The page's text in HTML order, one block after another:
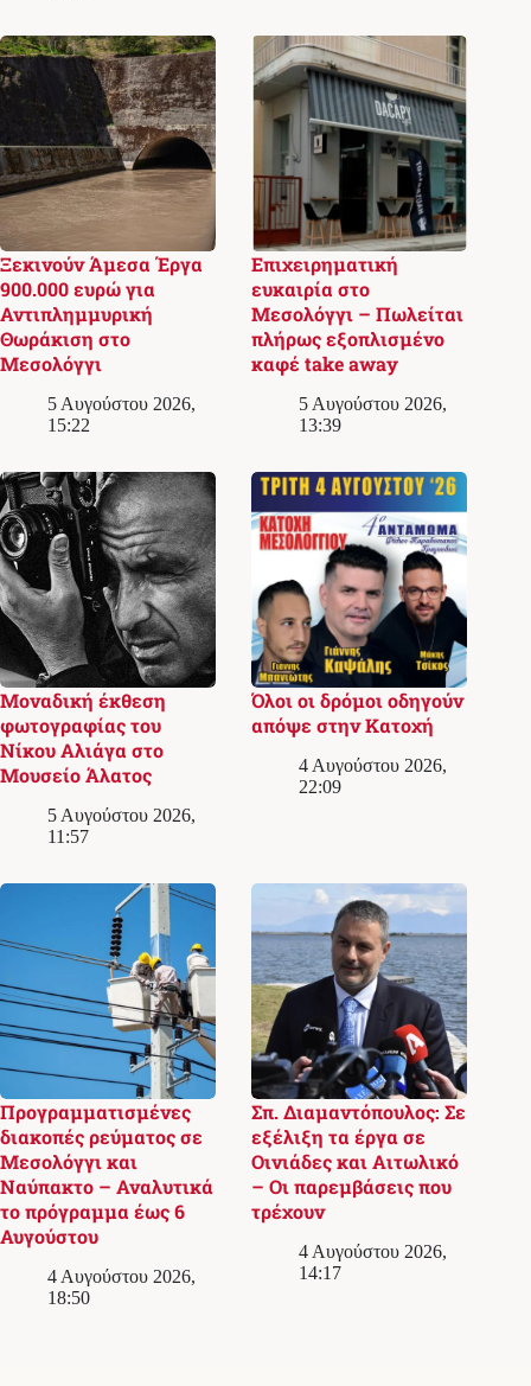
Ξεκινούν Άμεσα Έργα
900.000 ευρώ για
Αντιπλημμυρική
Θωράκιση στο
Μεσολόγγι
5 Αυγούστου 2026,
15:22
Επιχειρηματική
ευκαιρία στο
Μεσολόγγι – Πωλείται
πλήρως εξοπλισμένο
καφέ take away
5 Αυγούστου 2026,
13:39
Μοναδική έκθεση
φωτογραφίας του
Νίκου Αλιάγα στο
Μουσείο Άλατος
5 Αυγούστου 2026,
11:57
Όλοι οι δρόμοι οδηγούν
απόψε στην Κατοχή
4 Αυγούστου 2026,
22:09
Προγραμματισμένες
διακοπές ρεύματος σε
Μεσολόγγι και
Ναύπακτο – Αναλυτικά
το πρόγραμμα έως 6
Αυγούστου
4 Αυγούστου 2026,
18:50
Σπ. Διαμαντόπουλος: Σε
εξέλιξη τα έργα σε
Οινιάδες και Αιτωλικό
– Οι παρεμβάσεις που
τρέχουν
4 Αυγούστου 2026,
14:17